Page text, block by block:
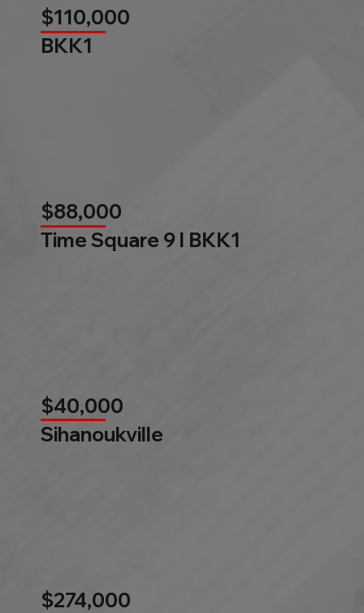
$110,000
BKK1
$88,000
Time Square 9 l BKK1
$40,000
Sihanoukville
$274,000